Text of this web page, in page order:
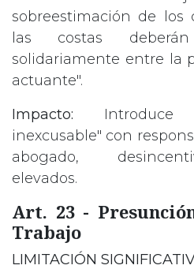
sobreestimación de los
las costas
solidariamente entre la
actuante".
Impacto: Introduce
inexcusable" con
abogado,
elevados.
Art. 23 -
Trabajo
LIMITACIÓN